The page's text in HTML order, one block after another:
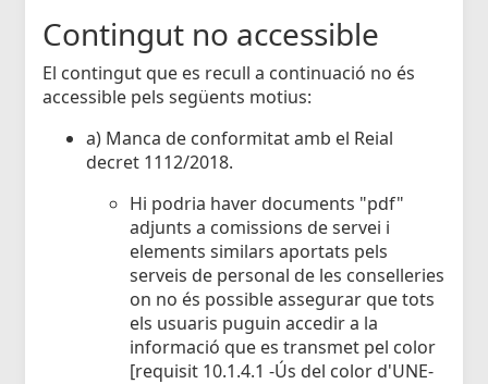
Contingut no accessible
El contingut que es recull a continuació no és
accessible pels següents motius:
a) Manca de conformitat amb el Reial
decret 1112/2018.
Hi podria haver documents "pdf"
adjunts a comissions de servei i
elements similars aportats pels
serveis de personal de les conselleries
on no és possible assegurar que tots
els usuaris puguin accedir a la
informació que es transmet pel color
[requisit 10.1.4.1 -Ús del color d'UNE-